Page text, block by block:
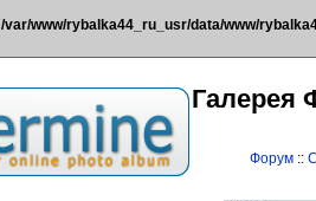
/var/www/rybalka44_ru_usr/data/www/
Галерея
Форум::